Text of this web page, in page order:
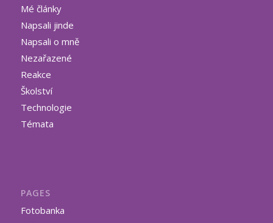
Mé články
Napsali jinde
Napsali o mně
Nezařazené
Reakce
Školství
Technologie
Témata
PAGES
Fotobanka